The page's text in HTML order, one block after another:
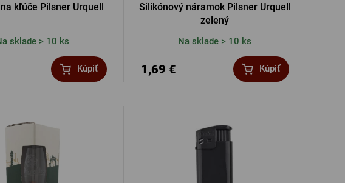
kľúče Pilsner Urquell
sklade > 10 ks
Kúpiť
Silikónový náramok Pilsner Urquell
zelený
Na sklade > 10 ks
1,69 € Kúpiť